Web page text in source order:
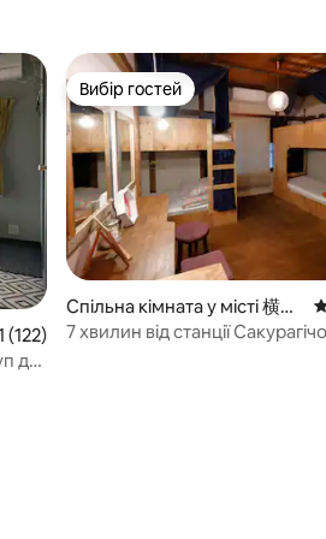
оцінка: 4,91 з 5, відгуки: 122
(122)
до
Вибір гостей
Вибір гостей
Спільна кімната у місті 横浜
市中区
7 хвилин від станції